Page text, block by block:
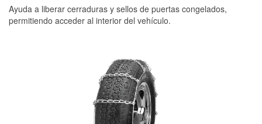
Ayuda a liberar cerraduras y sellos de puertas congelados,
permitiendo acceder al interior del vehículo.